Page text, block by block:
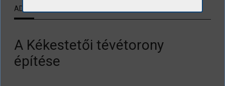
ADATLAP
A Kékestetői tévétorony
építése